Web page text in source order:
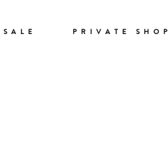
SALE PRIVATE SHOP